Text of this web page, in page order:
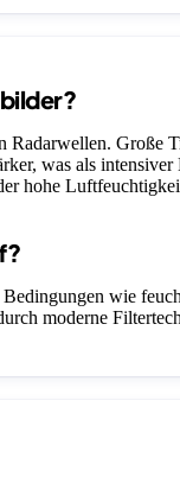
Radarwellen. Große
was als
hohe
wie
moderne